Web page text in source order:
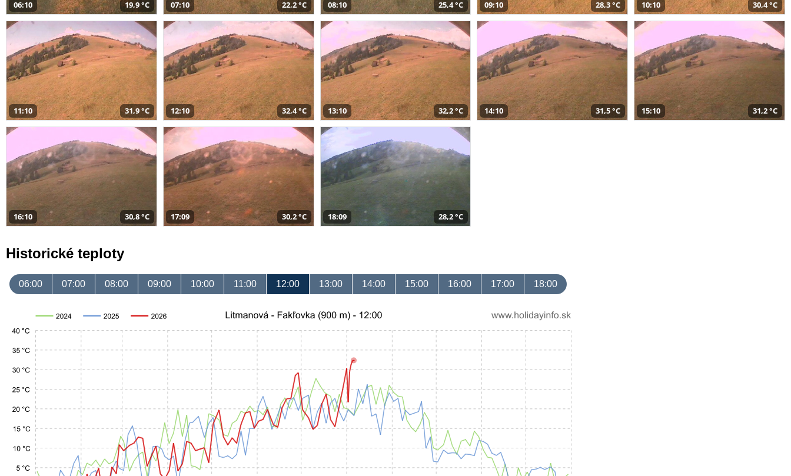
06:10 19,9 °C 07:10 22,2 °C 08:10 25,4 °C 09:10 28,3 °C 10:10 30,4 °C
11:10 31,9 °C 12:10 32,4 °C 13:10 32,2 °C 14:10 31,5 °C 15:10 31,2 °C
16:10 30,8 °C 17:09 30,2 °C 18:09 28,2 °C
Historické teploty
06:00 07:00 08:00 09:00 10:00 11:00 12:00 13:00 14:00 15:00 16:00 17:00 18:00